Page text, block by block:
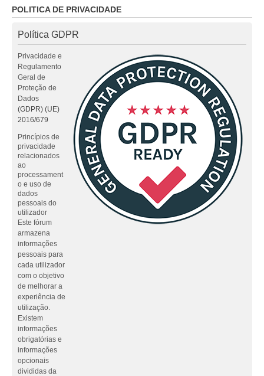
POLITICA DE PRIVACIDADE
Política GDPR
Privacidade e
Regulamento
Geral de
Proteção de
Dados
(GDPR) (UE)
2016/679
Princípios de
privacidade
relacionados
ao
processament
o e uso de
dados
pessoais do
utilizador
Este fórum
armazena
informações
pessoais para
cada utilizador
com o objetivo
de melhorar a
experiência de
utilização.
Existem
informações
obrigatórias e
informações
opcionais
divididas da